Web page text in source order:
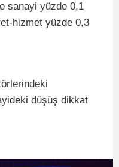
sanayi yüzde 0,1
hizmet yüzde 0,3
düşüş dikkat